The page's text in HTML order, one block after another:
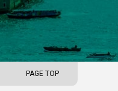
PAGE TOP